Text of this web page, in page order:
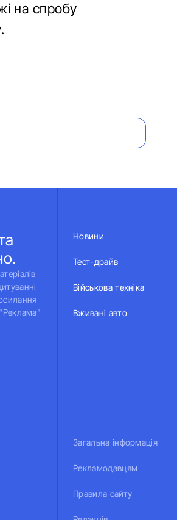
на спробу
Новини
Тест-драйв
Військова техніка
Вживані авто
Загальна інформація
Рекламодавцям
Правила сайту